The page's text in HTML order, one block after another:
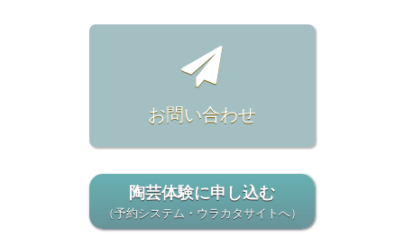
お問い合わせ
陶芸体験に申し込む
（予約システム・ウラカタサイトへ）